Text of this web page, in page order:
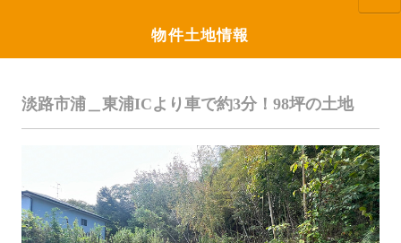
物件土地情報
淡路市浦＿東浦ICより車で約3分！98坪の土地